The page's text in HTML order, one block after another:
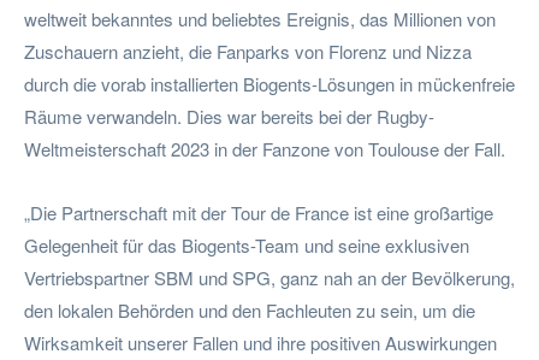
weltweit bekanntes und beliebtes Ereignis, das Millionen von
Zuschauern anzieht, die Fanparks von Florenz und Nizza
durch die vorab installierten Biogents-Lösungen in mückenfreie
Räume verwandeln. Dies war bereits bei der Rugby-
Weltmeisterschaft 2023 in der Fanzone von Toulouse der Fall.
„Die Partnerschaft mit der Tour de France ist eine großartige
Gelegenheit für das Biogents-Team und seine exklusiven
Vertriebspartner SBM und SPG, ganz nah an der Bevölkerung,
den lokalen Behörden und den Fachleuten zu sein, um die
Wirksamkeit unserer Fallen und ihre positiven Auswirkungen